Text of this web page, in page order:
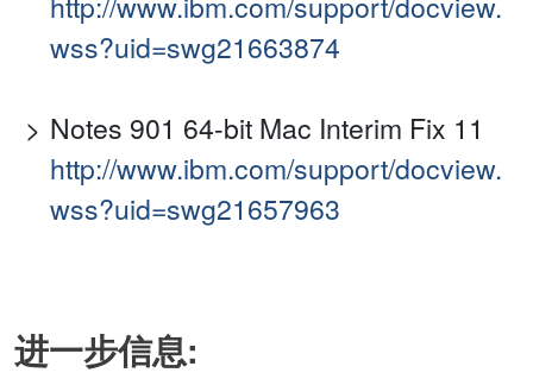
wss?uid=swg21663874
Notes 901 64-bit Mac Interim Fix 11
http://www.ibm.com/support/docview.
wss?uid=swg21657963
进一步信息: